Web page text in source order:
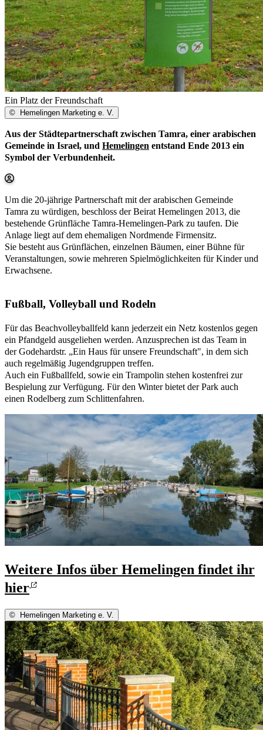
Ein Platz der Freundschaft
© Hemelingen Marketing e. V.
Aus der Städtepartnerschaft zwischen Tamra, einer arabischen
Gemeinde in Israel, und Hemelingen entstand Ende 2013 ein
Symbol der Verbundenheit.
Um die 20-jährige Partnerschaft mit der arabischen Gemeinde
Tamra zu würdigen, beschloss der Beirat Hemelingen 2013, die
bestehende Grünfläche Tamra-Hemelingen-Park zu taufen. Die
Anlage liegt auf dem ehemaligen Nordmende Firmensitz.
Sie besteht aus Grünflächen, einzelnen Bäumen, einer Bühne für
Veranstaltungen, sowie mehreren Spielmöglichkeiten für Kinder und
Erwachsene.
Fußball, Volleyball und Rodeln
Für das Beachvolleyballfeld kann jederzeit ein Netz kostenlos gegen
ein Pfandgeld ausgeliehen werden. Anzusprechen ist das Team in
der Godehardstr. „Ein Haus für unsere Freundschaft", in dem sich
auch regelmäßig Jugendgruppen treffen.
Auch ein Fußballfeld, sowie ein Trampolin stehen kostenfrei zur
Bespielung zur Verfügung. Für den Winter bietet der Park auch
einen Rodelberg zum Schlittenfahren.
Weitere Infos über Hemelingen findet ihr
hier
© Hemelingen Marketing e. V.